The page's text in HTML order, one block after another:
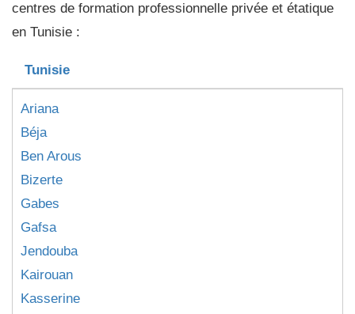
centres de formation professionnelle privée et étatique
en Tunisie :
Tunisie
Ariana
Béja
Ben Arous
Bizerte
Gabes
Gafsa
Jendouba
Kairouan
Kasserine